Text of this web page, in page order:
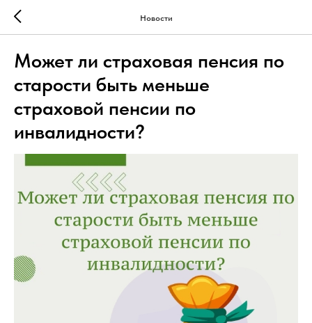
Новости
Может ли страховая пенсия по
старости быть меньше
страховой пенсии по
инвалидности?